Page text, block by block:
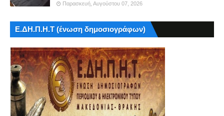
Παρασκευή, Αυγούστου 07, 2026
Ε.ΔΗ.Π.Η.Τ (ένωση δημοσιογράφων)